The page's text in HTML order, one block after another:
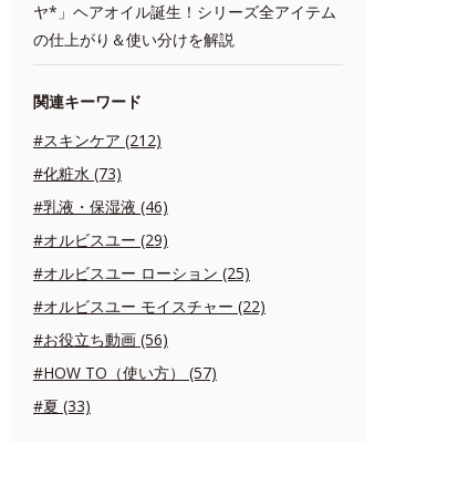
ヤ*」ヘアオイル誕生！シリーズ全アイテム
の仕上がり＆使い分けを解説
関連キーワード
#スキンケア (212)
#化粧水 (73)
#乳液・保湿液 (46)
#オルビスユー (29)
#オルビスユー ローション (25)
#オルビスユー モイスチャー (22)
#お役立ち動画 (56)
#HOW TO（使い方） (57)
#夏 (33)